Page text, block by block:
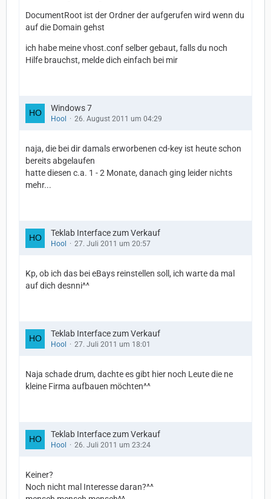
DocumentRoot ist der Ordner der aufgerufen wird wenn du
auf die Domain gehst
ich habe meine vhost.conf selber gebaut, falls du noch
Hilfe brauchst, melde dich einfach bei mir
Windows 7
Hool 26. August 2011 um 04:29
naja, die bei dir damals erworbenen cd-key ist heute schon
bereits abgelaufen
hatte diesen c.a. 1 - 2 Monate, danach ging leider nichts
mehr...
Teklab Interface zum Verkauf
Hool 27. Juli 2011 um 20:57
Kp, ob ich das bei eBays reinstellen soll, ich warte da mal
auf dich desnni^^
Teklab Interface zum Verkauf
Hool 27. Juli 2011 um 18:01
Naja schade drum, dachte es gibt hier noch Leute die ne
kleine Firma aufbauen möchten^^
Teklab Interface zum Verkauf
Hool 26. Juli 2011 um 23:24
Keiner?
Noch nicht mal Interesse daran?^^